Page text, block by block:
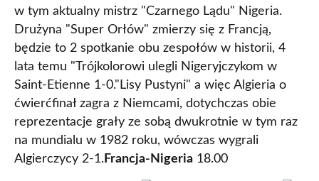
w tym aktualny mistrz "Czarnego Lądu" Nigeria.
Drużyna "Super Orłów" zmierzy się z Francją,
będzie to 2 spotkanie obu zespołów w historii, 4
lata temu "Trójkolorowi ulegli Nigeryjczykom w
Saint-Etienne 1-0."Lisy Pustyni" a więc Algieria o
ćwierćfinał zagra z Niemcami, dotychczas obie
reprezentacje grały ze sobą dwukrotnie w tym raz
na mundialu w 1982 roku, wówczas wygrali
Algierczycy 2-1.Francja-Nigeria 18.00